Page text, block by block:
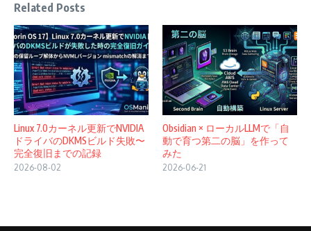
Related Posts
Linux 7.0カーネル更新でNVIDIA
ドライバのDKMSビルド失敗〜
完全復旧までの記録
2026-08-02
Obsidian × ローカルLLMで「自
動で育つ第二の脳」を作って
みた
2026-06-21